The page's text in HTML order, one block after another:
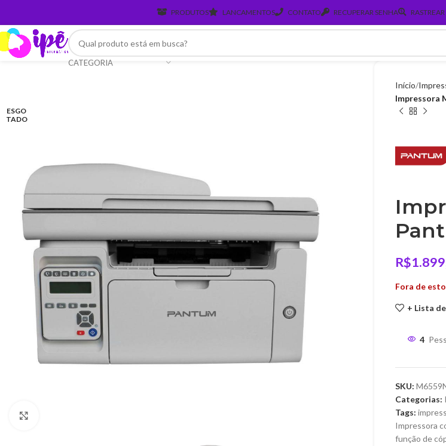
PRODUTOS LANCAMENTOS CONTATO RECUPERAR SENHA
CATEGORIA
ESGO
TADO
Início
Impressora
R$
Fora de
+ Lista
4
SKU:
Categorias:
Tags:
Impressora
função de